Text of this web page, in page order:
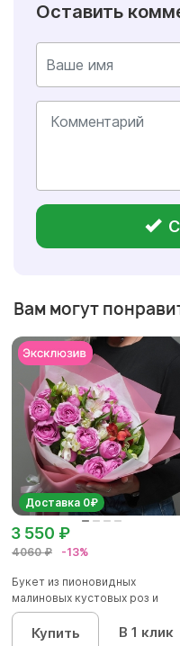
Оставить
Вам могут
Доставка 0₽
4060 ₽ -13%
3 550 ₽
Букет из пионовидных
малиновых кустовых роз и
альстроме...
Купить В 1 клик